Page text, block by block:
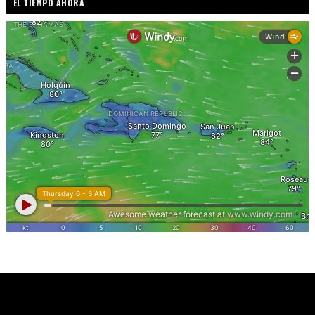
EL TIEMPO AHORA